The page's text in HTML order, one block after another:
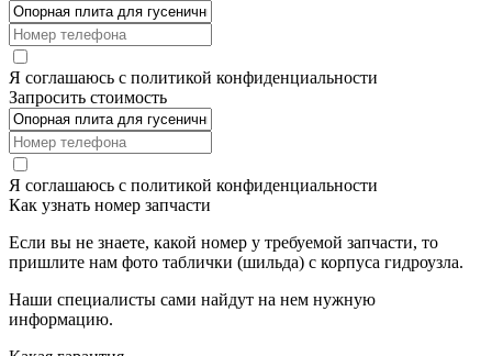
Я соглашаюсь с политикой конфиденциальности
Запросить стоимость
Я соглашаюсь с политикой конфиденциальности
Как узнать номер запчасти
Если вы не знаете, какой номер у требуемой запчасти, то
пришлите нам фото таблички (шильда) с корпуса гидроузла.
Наши специалисты сами найдут на нем нужную
информацию.